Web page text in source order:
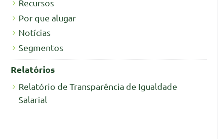
Recursos
Por que alugar
Notícias
Segmentos
Relatórios
Relatório de Transparência de Igualdade
Salarial